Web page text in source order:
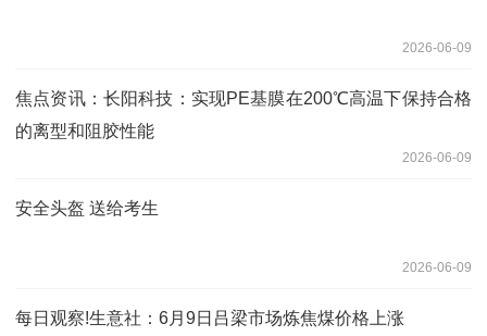
2026-06-09
焦点资讯：长阳科技：实现PE基膜在200℃高温下保持合格
的离型和阻胶性能
2026-06-09
安全头盔 送给考生
2026-06-09
每日观察!生意社：6月9日吕梁市场炼焦煤价格上涨